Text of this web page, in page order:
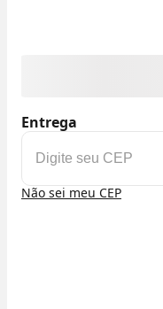
Entrega
Não sei meu CEP